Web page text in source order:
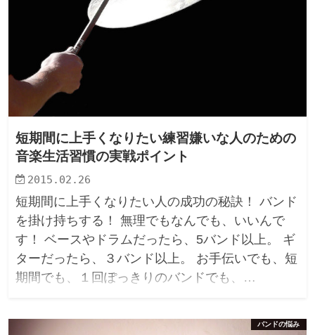
短期間に上手くなりたい練習嫌いな人のための
音楽生活習慣の実戦ポイント
2015.02.26
短期間に上手くなりたい人の成功の秘訣！ バンド
を掛け持ちする！ 無理でもなんでも、いいんで
す！ ベースやドラムだったら、5バンド以上。 ギ
ターだったら、３バンド以上。 お手伝いでも、短
期間でも、１回ぽっきりのバンドでも、…
バンドの悩み